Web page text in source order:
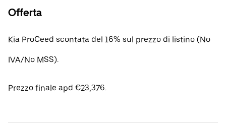
Offerta
Kia ProCeed scontata del 16% sul prezzo di listino (No
IVA/No MSS).
Prezzo finale apd €23,376.